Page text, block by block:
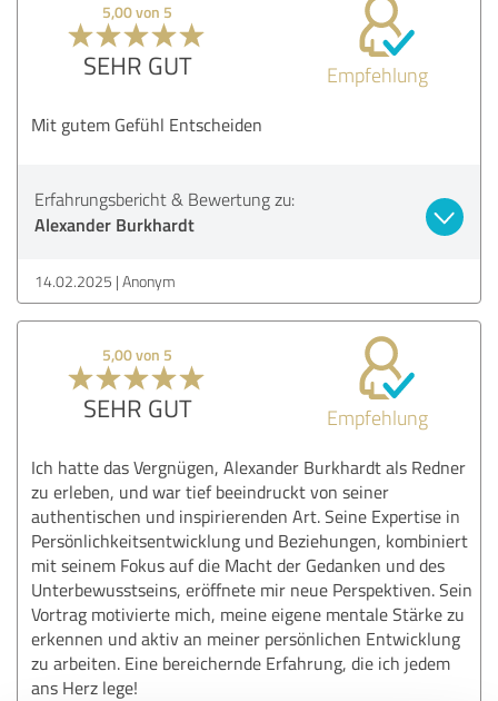
5,00 von 5
SEHR GUT Empfehlung
Mit gutem Gefühl Entscheiden
Erfahrungsbericht & Bewertung zu:
Alexander Burkhardt
14.02.2025 Anonym
5,00 von 5
SEHR GUT Empfehlung
Ich hatte das Vergnügen, Alexander Burkhardt als Redner
zu erleben, und war tief beeindruckt von seiner
authentischen und inspirierenden Art. Seine Expertise in
Persönlichkeitsentwicklung und Beziehungen, kombiniert
mit seinem Fokus auf die Macht der Gedanken und des
Unterbewusstseins, eröffnete mir neue Perspektiven. Sein
Vortrag motivierte mich, meine eigene mentale Stärke zu
erkennen und aktiv an meiner persönlichen Entwicklung
zu arbeiten. Eine bereichernde Erfahrung, die ich jedem
ans Herz lege!